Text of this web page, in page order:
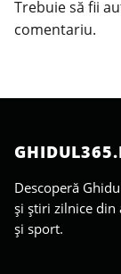
Trebuie să fii
comentariu.
Descoperă
și știri zilnice din
și sport.